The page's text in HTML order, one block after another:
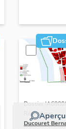
Aperçu
Dossier
Réalisé par
Ducouret